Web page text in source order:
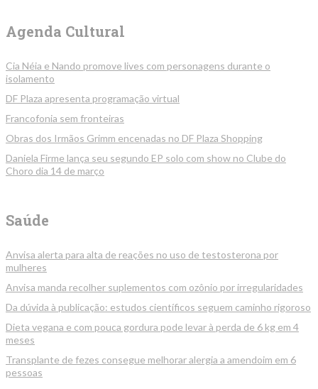
Agenda Cultural
Cia Néia e Nando promove lives com personagens durante o
isolamento
DF Plaza apresenta programação virtual
Francofonia sem fronteiras
Obras dos Irmãos Grimm encenadas no DF Plaza Shopping
Daniela Firme lança seu segundo EP solo com show no Clube do
Choro dia 14 de março
Saúde
Anvisa alerta para alta de reações no uso de testosterona por
mulheres
Anvisa manda recolher suplementos com ozônio por irregularidades
Da dúvida à publicação: estudos científicos seguem caminho rigoroso
Dieta vegana e com pouca gordura pode levar à perda de 6 kg em 4
meses
Transplante de fezes consegue melhorar alergia a amendoim em 6
pessoas